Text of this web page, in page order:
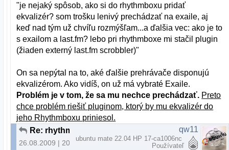
"je nejaký spôsob, ako si do rhythmboxu pridať
ekvalizér? som trošku lenivý prechádzať na exaile, aj
keď nad tým už chvíľu rozmýšľam...a ďalšia vec: ako je to
s exailom a last.fm? lebo pri rhythmboxe mi stačil plugin
(žiaden externý last.fm scrobbler)"
On sa nepýtal na to, aké ďalšie prehrávače disponujú
ekvalizérom. Ako vidíš, on už má vybraté Exaile.
Problém je v tom, že sa mu nechce prechádzať. Preto
chce problém riešiť pluginom, ktorý by mu ekvalizér do
jeho Rhythmboxu priniesol.
Re: rhythmbox a ekvalizér
26.08.2009 | 20:07
qw11
ubuntu mate 22.04 HP 17-ca1006nc
Používateľ